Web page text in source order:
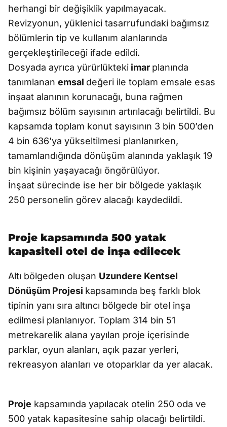
herhangi bir değişiklik yapılmayacak.
Revizyonun, yüklenici tasarrufundaki bağımsız
bölümlerin tip ve kullanım alanlarında
gerçekleştirileceği ifade edildi.
Dosyada ayrıca yürürlükteki imar planında
tanımlanan emsal değeri ile toplam emsale esas
inşaat alanının korunacağı, buna rağmen
bağımsız bölüm sayısının artırılacağı belirtildi. Bu
kapsamda toplam konut sayısının 3 bin 500’den
4 bin 636’ya yükseltilmesi planlanırken,
tamamlandığında dönüşüm alanında yaklaşık 19
bin kişinin yaşayacağı öngörülüyor.
İnşaat sürecinde ise her bir bölgede yaklaşık
250 personelin görev alacağı kaydedildi.
Proje kapsamında 500 yatak
kapasiteli otel de inşa edilecek
Altı bölgeden oluşan Uzundere Kentsel
Dönüşüm Projesi kapsamında beş farklı blok
tipinin yanı sıra altıncı bölgede bir otel inşa
edilmesi planlanıyor. Toplam 314 bin 51
metrekarelik alana yayılan proje içerisinde
parklar, oyun alanları, açık pazar yerleri,
rekreasyon alanları ve otoparklar da yer alacak.
Proje kapsamında yapılacak otelin 250 oda ve
500 yatak kapasitesine sahip olacağı belirtildi.